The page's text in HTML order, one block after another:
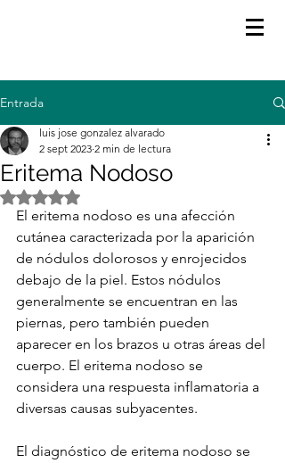
Entrada
Eritema Nodoso
luis jose gonzalez alvarado
2 sept 2023 2 min de lectura
Obtuvo NaN de 5 estrellas.
El eritema nodoso es una afección
cutánea caracterizada por la aparición
de nódulos dolorosos y enrojecidos
debajo de la piel. Estos nódulos
generalmente se encuentran en las
piernas, pero también pueden
aparecer en los brazos u otras áreas del
cuerpo. El eritema nodoso se
considera una respuesta inflamatoria a
diversas causas subyacentes.
El diagnóstico de eritema nodoso se